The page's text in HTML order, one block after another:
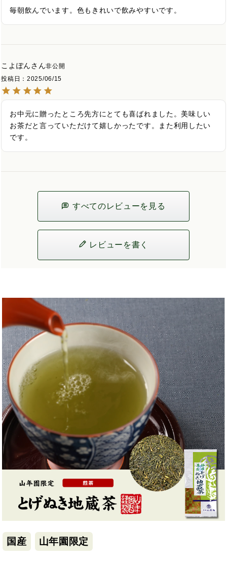
毎朝飲んでいます。色もきれいで飲みやすいです。
こよぽん
非公開
投稿日
2025/06/15
お中元に贈ったところ先方にとても喜ばれました。美味しい
お茶だと言っていただけて嬉しかったです。また利用したい
です。
すべてのレビューを見る
レビューを書く
国産 山年園限定